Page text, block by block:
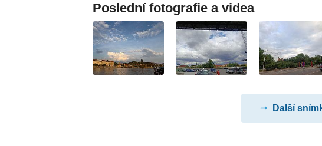
Poslední fotografie a videa
Další